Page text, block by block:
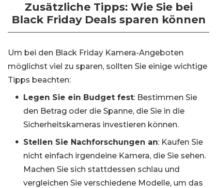
Zusätzliche Tipps: Wie Sie bei
Black Friday Deals sparen können
Um bei den Black Friday Kamera-Angeboten
möglichst viel zu sparen, sollten Sie einige wichtige
Tipps beachten:
Legen Sie ein Budget fest: Bestimmen Sie
den Betrag oder die Spanne, die Sie in die
Sicherheitskameras investieren können.
Stellen Sie Nachforschungen an: Kaufen Sie
nicht einfach irgendeine Kamera, die Sie sehen.
Machen Sie sich stattdessen schlau und
vergleichen Sie verschiedene Modelle, um das